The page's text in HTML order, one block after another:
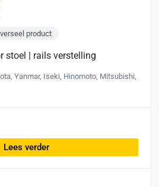
product
stoel | rails verstelling
Yanmar, Iseki, Hinomoto, Mitsubishi,
Lees verder